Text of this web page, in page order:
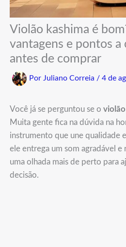
Violão kashima é
vantagens e pontos a
antes de comprar
Por Juliano Correia / 4 de
Você já se perguntou se o violão
Muita gente fica na dúvida na
instrumento que une qualidade
ele entrega um som agradável e
uma olhada mais de perto para
decisão.